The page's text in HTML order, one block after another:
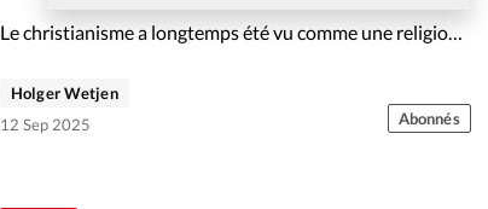
Le christianisme a longtemps été vu comme une religion
colonialisme. Est-elle encore pertinente aujourd’hui?
Holger Wetjen
12 Sep 2025
Abonnés